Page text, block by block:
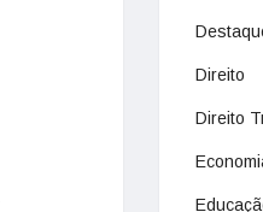
Direito
Direito